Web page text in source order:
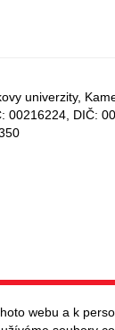
univerzity,
00216224, DIČ:
webu a k